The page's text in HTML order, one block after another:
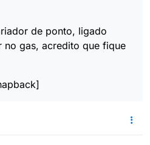
de ponto, ligado
no gas, acredito que fique